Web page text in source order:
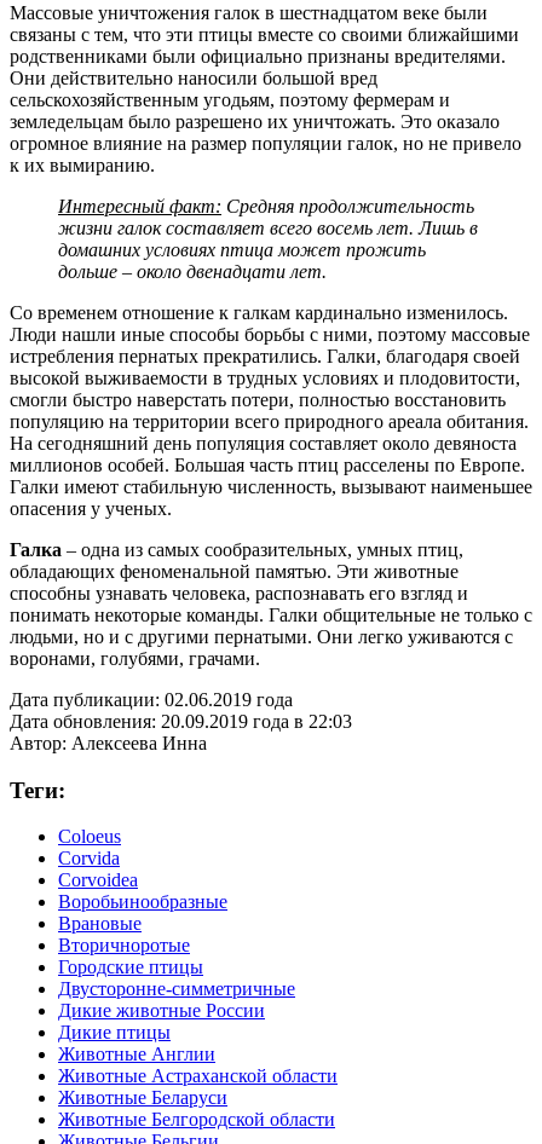
Массовые уничтожения галок в шестнадцатом веке были
связаны с тем, что эти птицы вместе со своими ближайшими
родственниками были официально признаны вредителями.
Они действительно наносили большой вред
сельскохозяйственным угодьям, поэтому фермерам и
земледельцам было разрешено их уничтожать. Это оказало
огромное влияние на размер популяции галок, но не привело
к их вымиранию.
Интересный факт: Средняя продолжительность
жизни галок составляет всего восемь лет. Лишь в
домашних условиях птица может прожить
дольше – около двенадцати лет.
Со временем отношение к галкам кардинально изменилось.
Люди нашли иные способы борьбы с ними, поэтому массовые
истребления пернатых прекратились. Галки, благодаря своей
высокой выживаемости в трудных условиях и плодовитости,
смогли быстро наверстать потери, полностью восстановить
популяцию на территории всего природного ареала обитания.
На сегодняшний день популяция составляет около девяноста
миллионов особей. Большая часть птиц расселены по Европе.
Галки имеют стабильную численность, вызывают наименьшее
опасения у ученых.
Галка – одна из самых сообразительных, умных птиц,
обладающих феноменальной памятью. Эти животные
способны узнавать человека, распознавать его взгляд и
понимать некоторые команды. Галки общительные не только с
людьми, но и с другими пернатыми. Они легко уживаются с
воронами, голубями, грачами.
Дата публикации: 02.06.2019 года
Дата обновления: 20.09.2019 года в 22:03
Автор: Алексеева Инна
Теги:
Coloeus
Corvida
Corvoidea
Воробьинообразные
Врановые
Вторичноротые
Городские птицы
Двусторонне-симметричные
Дикие животные России
Дикие птицы
Животные Англии
Животные Астраханской области
Животные Беларуси
Животные Белгородской области